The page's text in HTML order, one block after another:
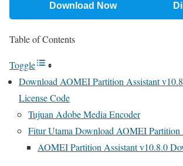
Download Now
Table of Contents
Toggle
Download AOMEI Partition Assistant
License Code
Tujuan Adobe Media Encoder
Fitur Utama Download AOMEI Partition
AOMEI Partition Assistant v10.8.0